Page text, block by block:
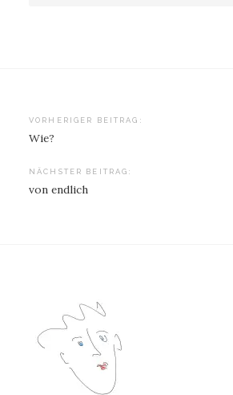
Beitragsnavigation
VORHERIGER BEITRAG:
Wie?
NÄCHSTER BEITRAG:
von endlich